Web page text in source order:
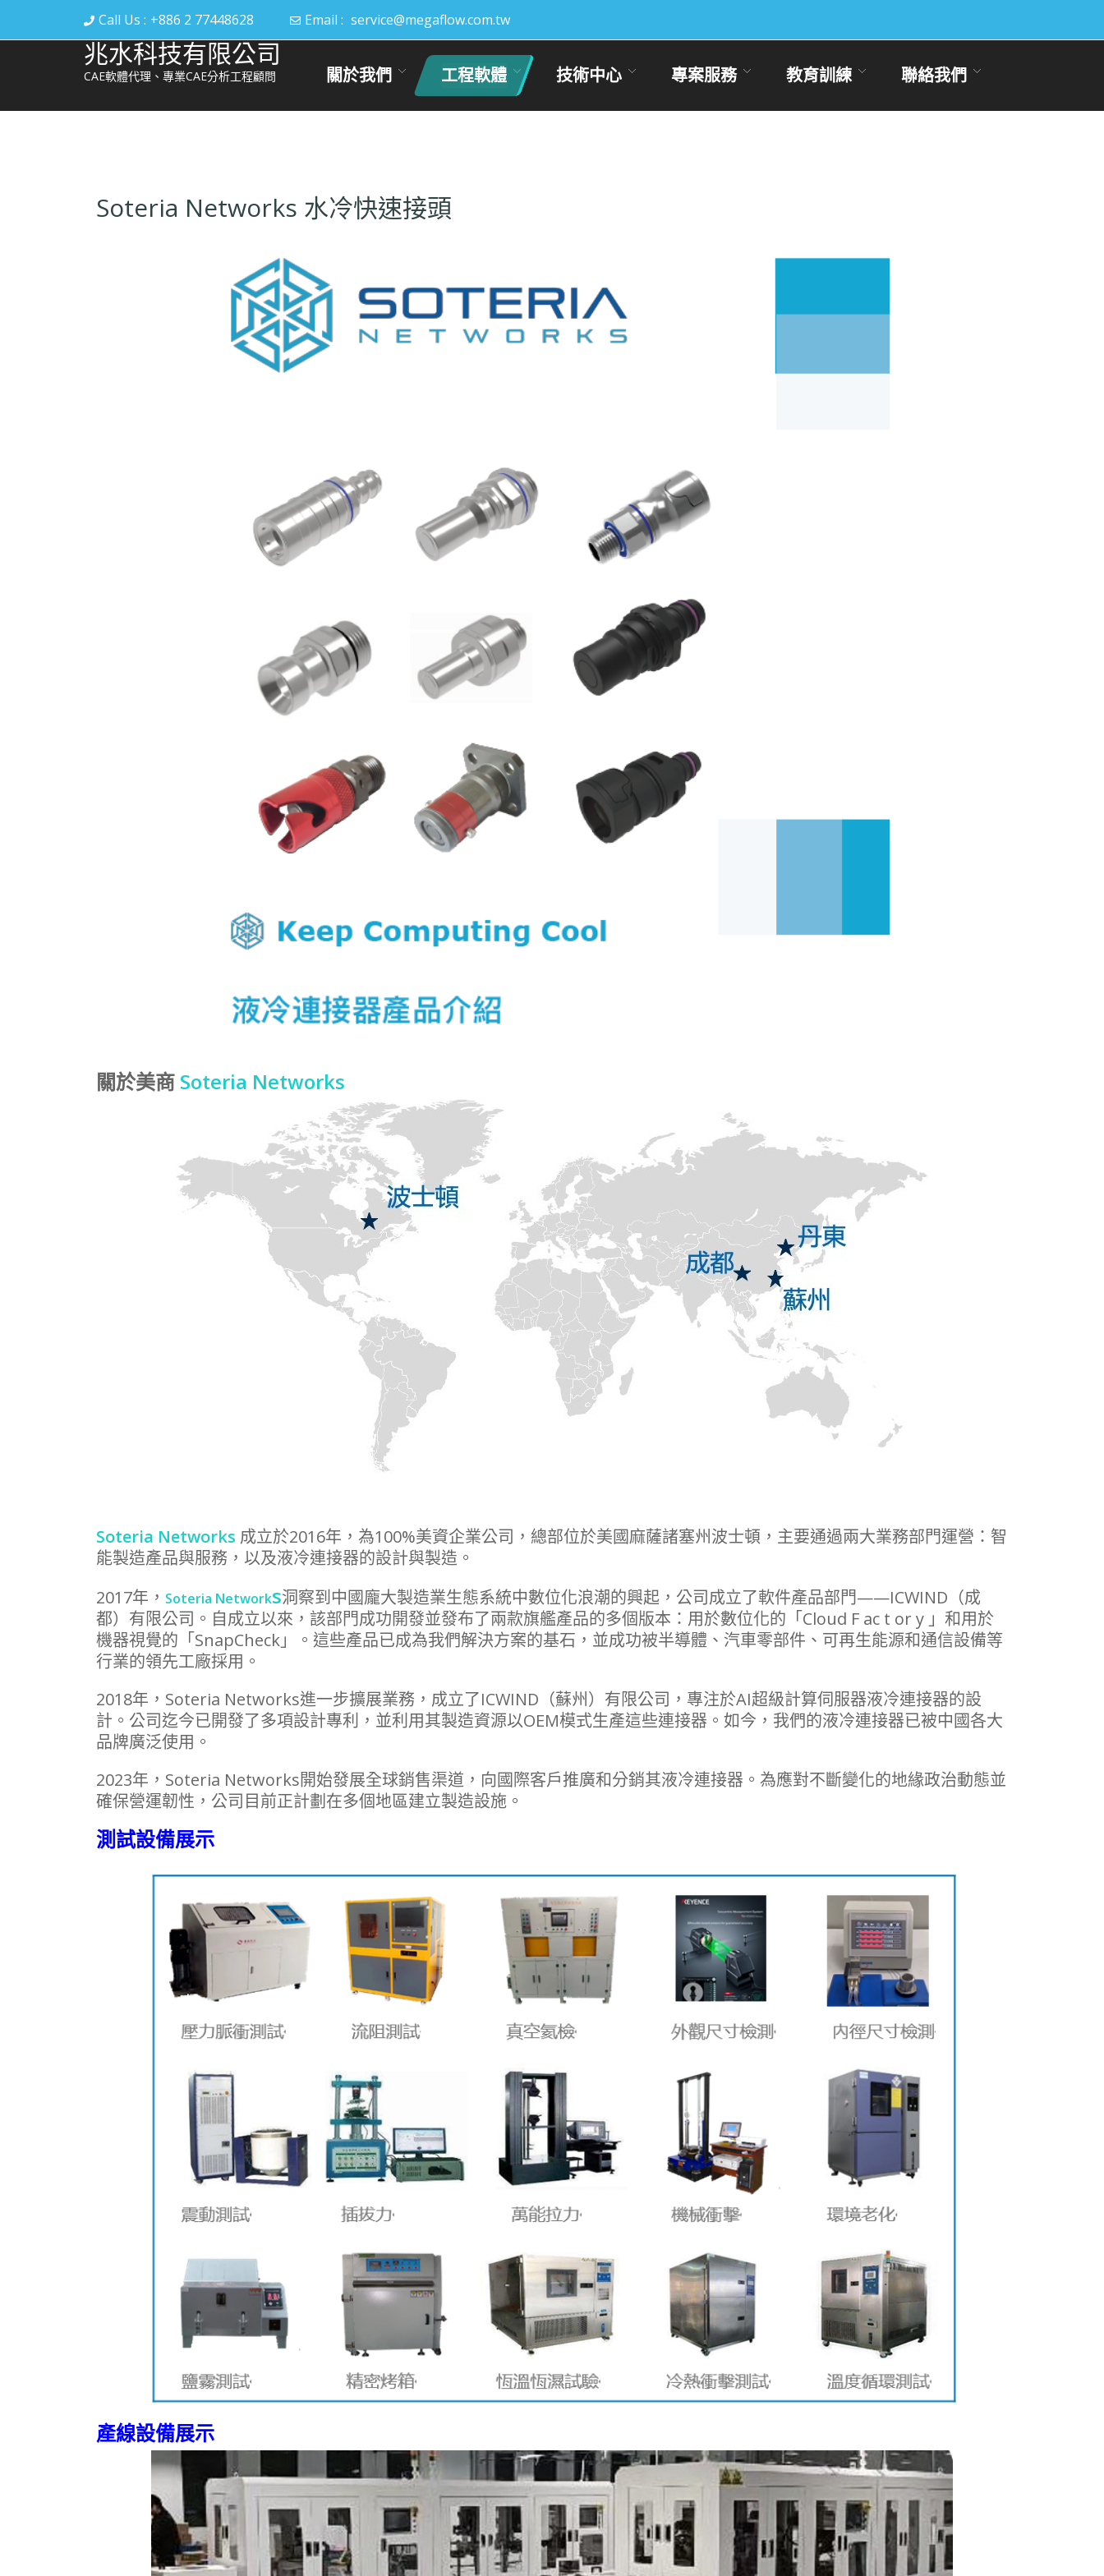
Call Us : +886 2 77448628 Email : service@megaflow.com.tw
兆水科技有限公司
CAE軟體代理、專業CAE分析工程顧問 關於我們 工程軟體 技術中心 專案服務 教育訓練 聯絡我們
Soteria Networks 水冷快速接頭
關於美商 Soteria Networks
Soteria Networks 成立於2016年，為100%美資企業公司，總部位於美國麻薩諸塞州波士頓，主要通過兩大業務部門運營：智
能製造產品與服務，以及液冷連接器的設計與製造。
2017年， Soteria Networks洞察到中國龐大製造業生態系統中數位化浪潮的興起，公司成立了軟件產品部門——ICWIND（成
都）有限公司。自成立以來，該部門成功開發並發布了兩款旗艦產品的多個版本：用於數位化的「Cloud F ac t or y 」和用於
機器視覺的 「SnapCheck」。這些產品已成為我們解決方案的基石，並成功被半導體、汽車零部件、可再生能源和通信設備等
行業的領先工廠採用。
2018年，Soteria Networks進一步擴展業務，成立了ICWIND（蘇州）有限公司，專注於AI超級計算伺服器液冷連接器的設
計。公司迄今已開發了多項設計專利，並利用其製造資源以OEM模式生產這些連接器。如今，我們的液冷連接器已被中國各大
品牌廣泛使用。
2023年，Soteria Networks開始發展全球銷售渠道，向國際客戶推廣和分銷其液冷連接器。為應對不斷變化的地緣政治動態並
確保營運韌性，公司目前正計劃在多個地區建立製造設施。
測試設備展示
產線設備展示